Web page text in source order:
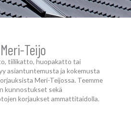
Teijo
tiilikatto, huopakatto tai
asiantuntemusta ja kokemusta
Meri-Teijossa. Teemme
kunnostukset sekä
korjaukset ammattitaidolla.